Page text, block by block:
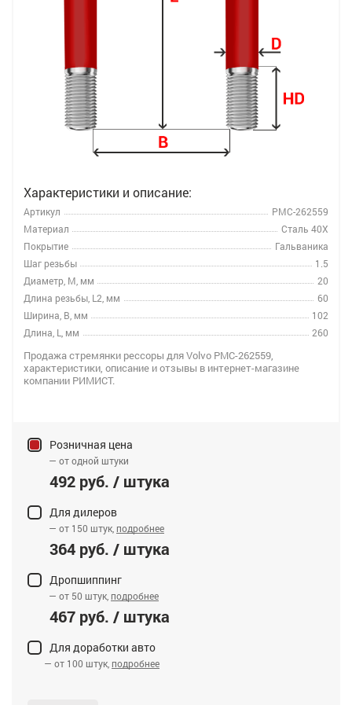
Характеристики и описание:
Артикул
РМС-262559
Материал
Сталь 40Х
Покрытие
Гальваника
Шаг резьбы
1.5
Диаметр, M, мм
20
Длина резьбы, L2, мм
60
Ширина, B, мм
102
Длина, L, мм
260
Продажа стремянки рессоры для Volvo РМС-262559,
характеристики, описание и отзывы в интернет-магазине
компании РИМИСТ.
Розничная цена
— от одной штуки
492 руб. / штука
Для дилеров
— от 150 штук, подробнее
364 руб. / штука
Дропшиппинг
— от 50 штук, подробнее
467 руб. / штука
Для доработки авто
— от 100 штук, подробнее